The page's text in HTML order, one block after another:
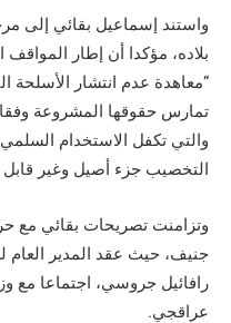
واستند إسماعيل بقائي إلى
بلاده، مؤكدا أن إطار المواقف
“معاهدة عدم انتشار الأسلحة
تمارس حقوقها المشروعة وفقا
والتي تكفل الاستخدام السلمي
التخصيب جزء أصيل وغير قابل
وتزامنت تصريحات بقائي مع
جنيف، حيث عقد المدير العام
رافائيل جروسي، اجتماعا مع
عراقجي.